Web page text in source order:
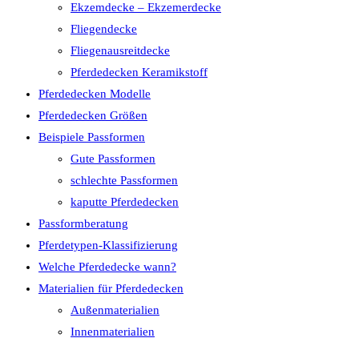
Ekzemdecke – Ekzemerdecke
Fliegendecke
Fliegenausreitdecke
Pferdedecken Keramikstoff
Pferdedecken Modelle
Pferdedecken Größen
Beispiele Passformen
Gute Passformen
schlechte Passformen
kaputte Pferdedecken
Passformberatung
Pferdetypen-Klassifizierung
Welche Pferdedecke wann?
Materialien für Pferdedecken
Außenmaterialien
Innenmaterialien